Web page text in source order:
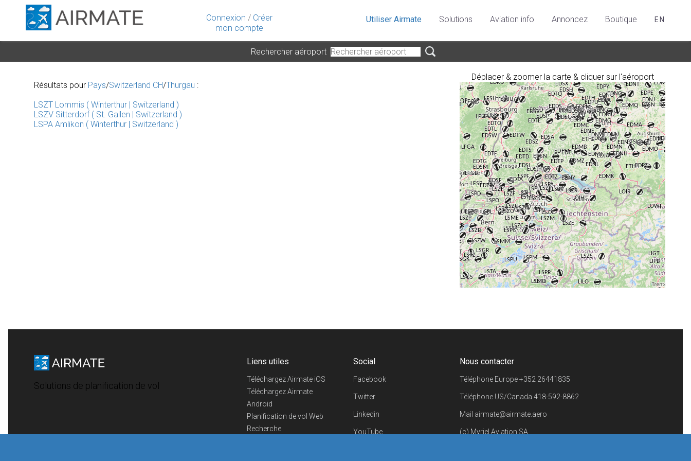
Connexion / Créer
mon compte
Utiliser Airmate Solutions Aviation info Annoncez Boutique EN
Rechercher aéroport
Déplacer & zoomer la carte & cliquer sur l'aéroport
©OpenStreetMapcontributors.
Résultats pour Pays/Switzerland CH/Thurgau :
LSZT Lommis ( Winterthur | Switzerland )
LSZV Sitterdorf ( St. Gallen | Switzerland )
LSPA Amlikon ( Winterthur | Switzerland )
Solutions de planification de vol
Liens utiles
Téléchargez Airmate iOS
Téléchargez Airmate
Android
Planification de vol Web
Recherche
Social
Facebook
Twitter
Linkedin
YouTube
Nous contacter
Téléphone Europe+352 26441835
Téléphone US/Canada 418-592-8862
Mail airmate@airmate.aero
(c) Myriel Aviation SA